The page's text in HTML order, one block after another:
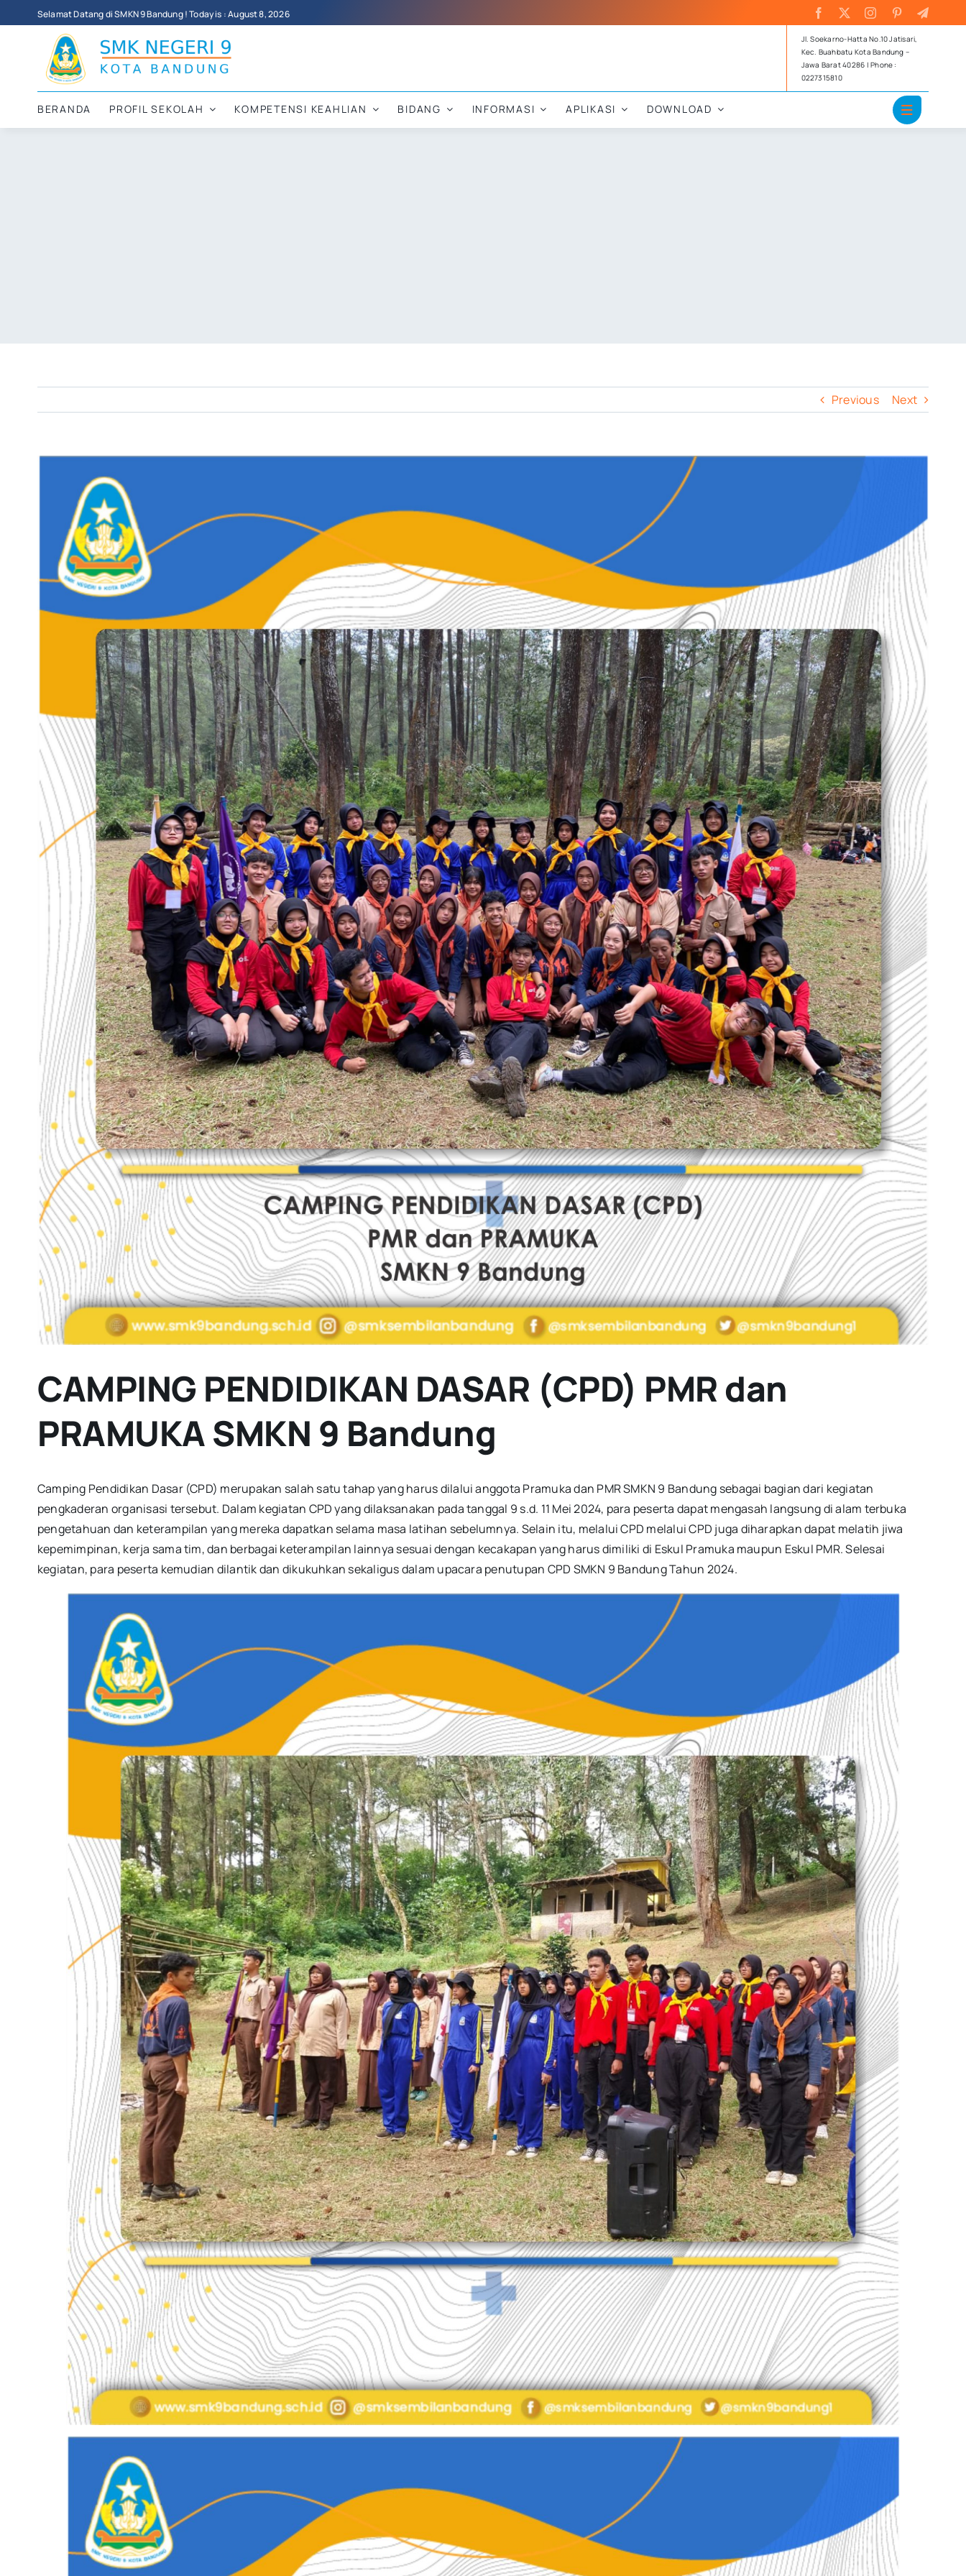
to
Selamat Datang di SMKN 9 Bandung ! Today is : August 8, 2026
Jl. Soekarno-Hatta No.10 Jatisari,
Kec. Buahbatu Kota Bandung –
Jawa Barat 40286 | Phone :
0227315810
BERANDA PROFIL SEKOLAH KOMPETENSI KEAHLIAN BIDANG INFORMASI APLIKASI DOWNLOAD
Previous Next
CAMPING PENDIDIKAN DASAR (CPD) PMR dan
PRAMUKA SMKN 9 Bandung
Camping Pendidikan Dasar (CPD) merupakan salah satu tahap yang harus dilalui anggota Pramuka dan PMR SMKN 9 Bandung sebagai bagian dari kegiatan
pengkaderan organisasi tersebut. Dalam kegiatan CPD yang dilaksanakan pada tanggal 9 s.d. 11 Mei 2024, para peserta dapat mengasah langsung di alam terbuka
pengetahuan dan keterampilan yang mereka dapatkan selama masa latihan sebelumnya. Selain itu, melalui CPD melalui CPD juga diharapkan dapat melatih jiwa
kepemimpinan, kerja sama tim, dan berbagai keterampilan lainnya sesuai dengan kecakapan yang harus dimiliki di Eskul Pramuka maupun Eskul PMR. Selesai
kegiatan, para peserta kemudian dilantik dan dikukuhkan sekaligus dalam upacara penutupan CPD SMKN 9 Bandung Tahun 2024.